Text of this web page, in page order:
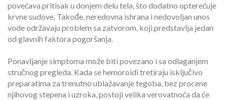
povećava pritisak u donjem delu tela, što dodatno opterećuje
krvne sudove. Takođe, neredovna ishrana i nedovoljan unos
vode održavaju problem sa zatvorom, koji predstavlja jedan
od glavnih faktora pogoršanja.
Ponavljanje simptoma može biti povezano i sa odlaganjem
stručnog pregleda. Kada se hemoroidi tretiraju isključivo
preparatima za trenutno ublažavanje tegoba, bez procene
njihovog stepena i uzroka, postoji velika verovatnoća da će